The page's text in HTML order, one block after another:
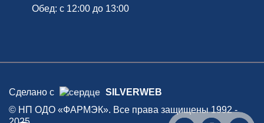
Обед: с 12:00 до 13:00
Сделано с
SILVERWEB
© НП ОДО «ФАРМЭК». Все права защищены 1992 -